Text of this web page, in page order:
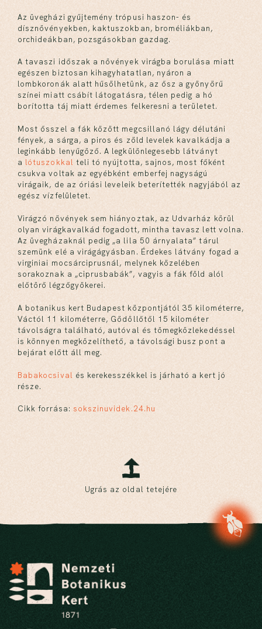
Az üvegházi gyűjtemény trópusi haszon- és
dísznövényekben, kaktuszokban, broméliákban,
orchideákban, pozsgásokban gazdag.
A tavaszi időszak a növények virágba borulása miatt
egészen biztosan kihagyhatatlan, nyáron a
lombkoronák alatt hűsölhetünk, az ősz a gyönyörű
színei miatt csábít látogatásra, télen pedig a hó
borította táj miatt érdemes felkeresni a területet.
Most ősszel a fák között megcsillanó lágy délutáni
fények, a sárga, a piros és zöld levelek kavalkádja a
leginkább lenyűgöző. A legkülönlegesebb látványt
a lótuszokkal teli tó nyújtotta, sajnos, most főként
csukva voltak az egyébként emberfej nagyságú
virágaik, de az óriási leveleik beterítették nagyjából az
egész vízfelületet.
Virágzó növények sem hiányoztak, az Udvarház körül
olyan virágkavalkád fogadott, mintha tavasz lett volna.
Az üvegházaknál pedig „a lila 50 árnyalata” tárul
szemünk elé a virágágyásban. Érdekes látvány fogad a
virginiai mocsárciprusnál, melynek közelében
sorakoznak a „ciprusbabák”, vagyis a fák föld alól
előtörő légzőgyökerei.
A botanikus kert Budapest központjától 35 kilométerre,
Váctól 11 kilométerre, Gödöllőtől 15 kilométer
távolságra található, autóval és tömegközlekedéssel
is könnyen megközelíthető, a távolsági busz pont a
bejárat előtt áll meg.
Babakocsival és kerekesszékkel is járható a kert jó
része.
Cikk forrása: sokszinuvidek.24.hu
Ugrás az oldal tetejére